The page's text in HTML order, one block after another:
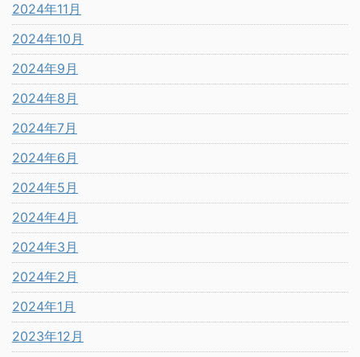
2024年11月
2024年10月
2024年9月
2024年8月
2024年7月
2024年6月
2024年5月
2024年4月
2024年3月
2024年2月
2024年1月
2023年12月